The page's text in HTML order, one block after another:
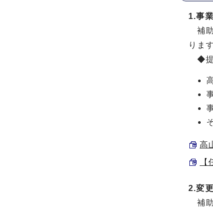
1.事
補助
りま
◆提
高
2.変
補助